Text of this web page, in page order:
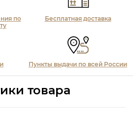
по
Бесплатная доставка
Пункты выдачи по всей России
товара